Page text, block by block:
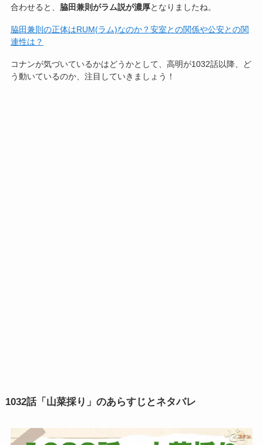
合わせると、 脇田兼則がラム説が濃厚となりましたね。
脇田兼則の正体はRUM(ラム)なのか？安室との関係や公安との関
連性は？
コナンが気づいているかはどうかとして、高明が1032話以降、ど
う動いているのか、注目していきましょう！
1032話「山菜採り」のあらすじとネタバレ